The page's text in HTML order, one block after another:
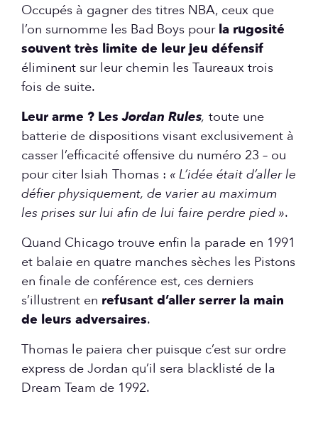
Occupés à gagner des titres NBA, ceux que
l’on surnomme les Bad Boys pour la rugosité
souvent très limite de leur jeu défensif
éliminent sur leur chemin les Taureaux trois
fois de suite.
Leur arme ? LesJordan Rules, toute une
batterie de dispositions visant exclusivement à
casser l’efficacité offensive du numéro 23 – ou
pour citer Isiah Thomas : « L’idée était d’aller le
défier physiquement, de varier au maximum
les prises sur lui afin de lui faire perdre pied ».
Quand Chicago trouve enfin la parade en 1991
et balaie en quatre manches sèches les Pistons
en finale de conférence est, ces derniers
s’illustrent en refusant d’aller serrer la main
de leurs adversaires.
Thomas le paiera cher puisque c’est sur ordre
express de Jordan qu’il sera blacklisté de la
Dream Team de 1992.